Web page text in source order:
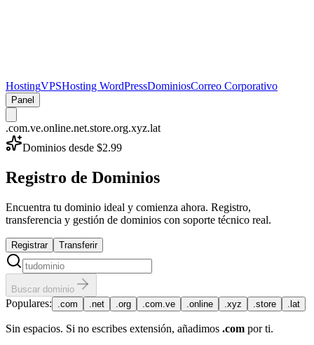
HostingVPSHosting WordPressDominiosCorreo Corporativo
Panel
.com.ve.online.net.store.org.xyz.lat
Dominios desde $2.99
Registro de Dominios
Encuentra tu dominio ideal y comienza ahora. Registro,
transferencia y gestión de dominios con soporte técnico real.
Registrar Transferir
Buscar dominio
Populares: .com .net .org .com.ve .online .xyz .store .lat
Sin espacios. Si no escribes extensión, añadimos .com por ti.